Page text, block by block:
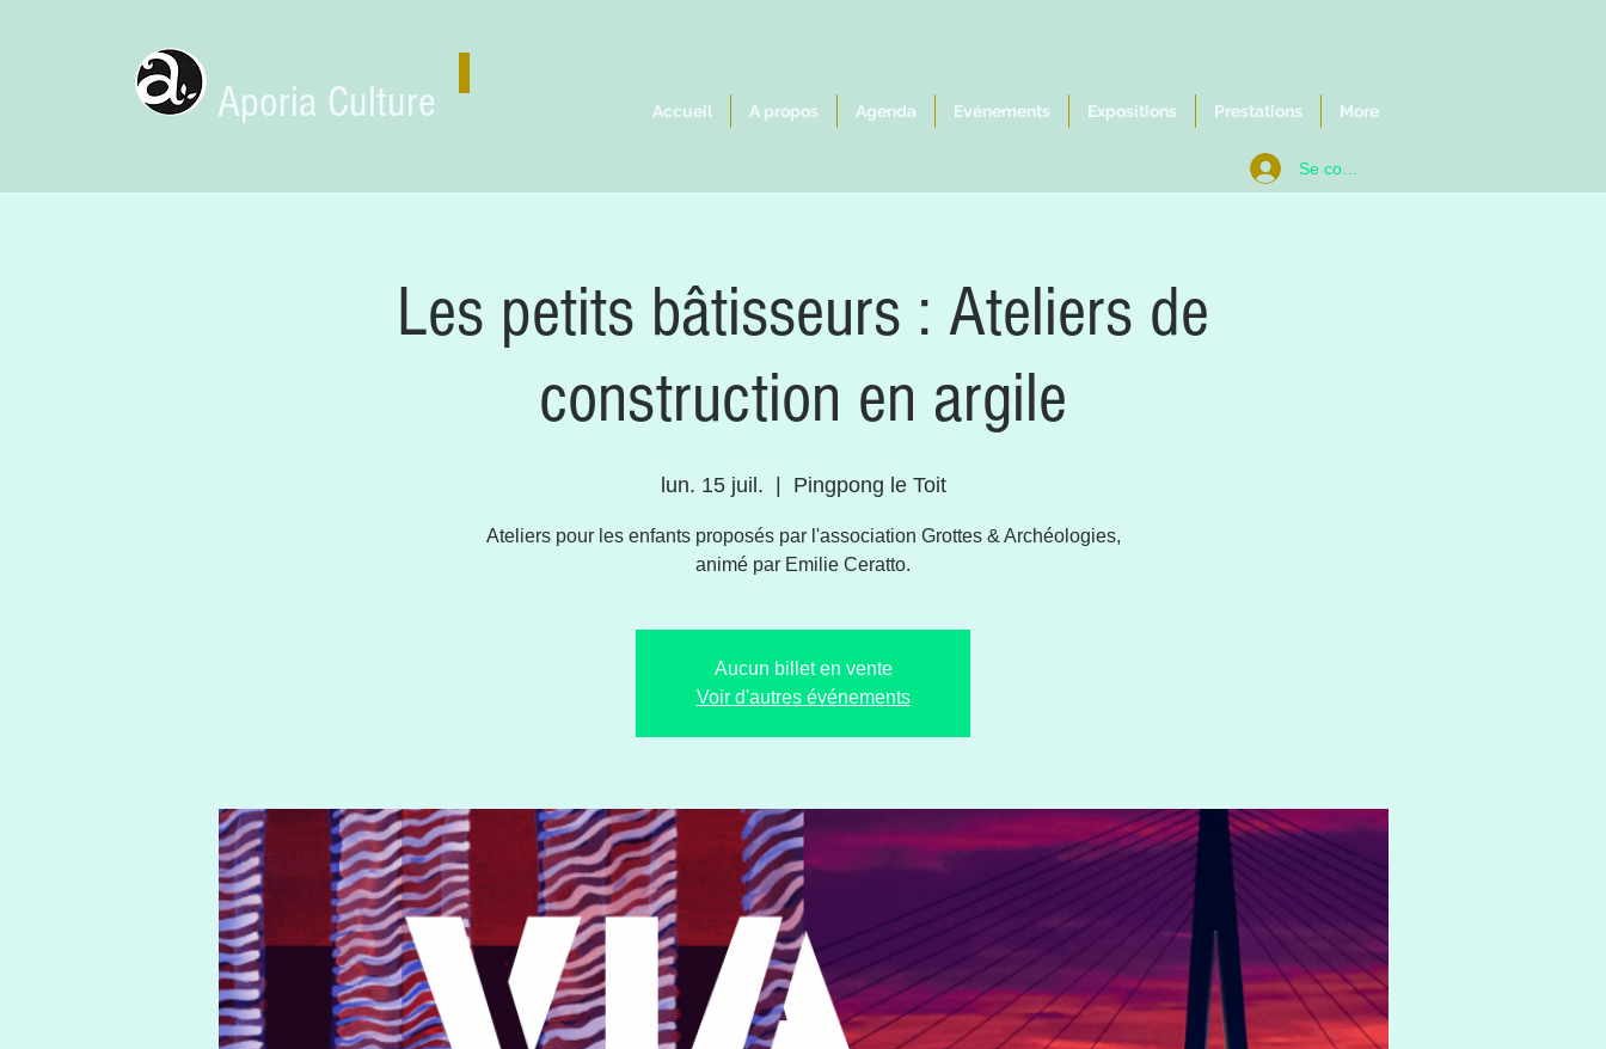
Aporia Culture Accueil A propos Agenda Evénements Expositions Prestations More
Se connecter
Les petits bâtisseurs : Ateliers de
construction en argile
lun. 15 juil. Pingpong le Toit
Ateliers pour les enfants proposés par l'association Grottes & Archéologies,
animé par Emilie Ceratto.
Aucun billet en vente
Voir d'autres événements